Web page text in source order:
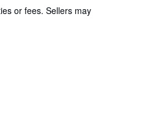
or fees. Sellers may